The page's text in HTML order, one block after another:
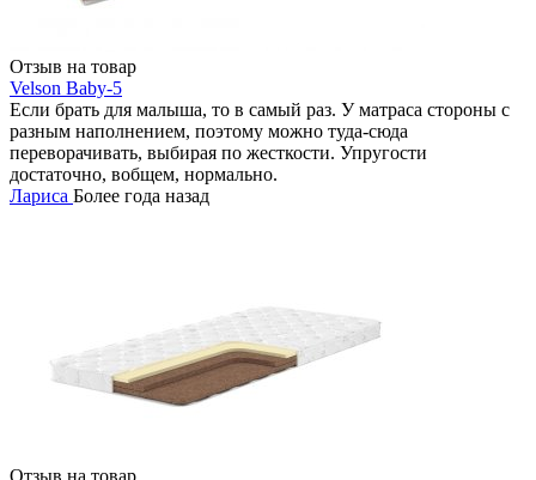
Отзыв на товар
Velson Baby-5
Если брать для малыша, то в самый раз. У матраса стороны с
разным наполнением, поэтому можно туда-сюда
переворачивать, выбирая по жесткости. Упругости
достаточно, вобщем, нормально.
Лариса Более года назад